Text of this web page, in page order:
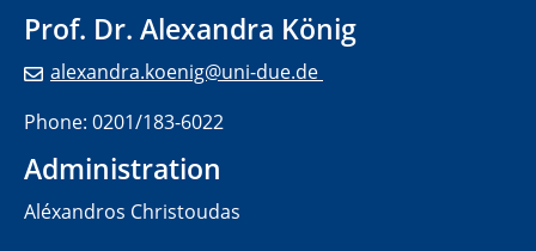
Prof. Dr. Alexandra König
alexandra.koenig@uni-due.de
Phone: 0201/183-6022
Administration
Aléxandros Christoudas